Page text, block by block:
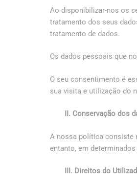
Ao disponibilizar-nos os
tratamento dos seus
tratamento de dados.
Os dados pessoais que
O seu consentimento é
sua visita e utilização do
II. Conservação dos
A nossa política consiste
entanto, em
III. Direitos do